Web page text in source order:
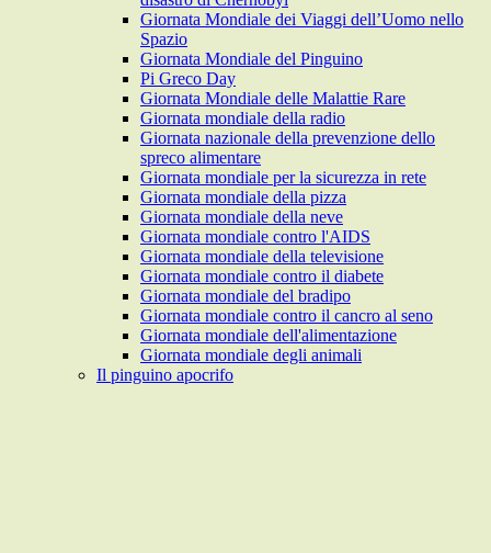
Giornata Mondiale dei Viaggi dell’Uomo nello
Spazio
Giornata Mondiale del Pinguino
Pi Greco Day
Giornata Mondiale delle Malattie Rare
Giornata mondiale della radio
Giornata nazionale della prevenzione dello
spreco alimentare
Giornata mondiale per la sicurezza in rete
Giornata mondiale della pizza
Giornata mondiale della neve
Giornata mondiale contro l'AIDS
Giornata mondiale della televisione
Giornata mondiale contro il diabete
Giornata mondiale del bradipo
Giornata mondiale contro il cancro al seno
Giornata mondiale dell'alimentazione
Giornata mondiale degli animali
Il pinguino apocrifo